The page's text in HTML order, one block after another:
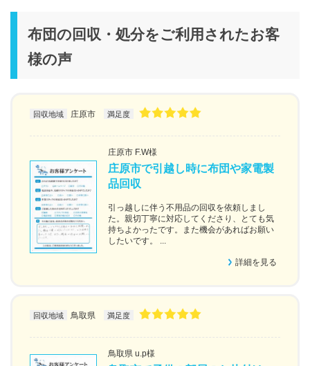
布団の回収・処分をご利用されたお客
様の声
回収地域 庄原市 満足度
庄原市 F.W様
庄原市で引越し時に布団や家電製
品回収
引っ越しに伴う不用品の回収を依頼しまし
た。親切丁寧に対応してくださり、とても気
持ちよかったです。また機会があればお願い
したいです。 ...
詳細を見る
回収地域 鳥取県 満足度
鳥取県 u.p様